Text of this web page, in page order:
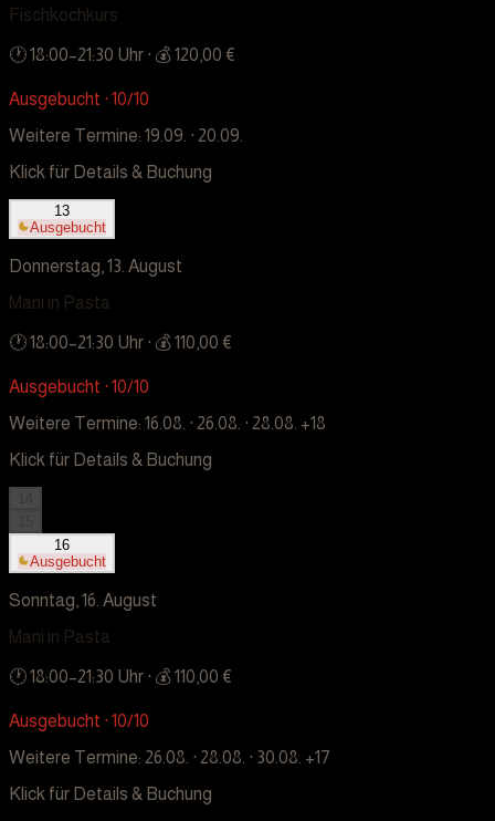
Fischkochkurs
🕐18:00–21:30 Uhr · 💰 120,00 €
Ausgebucht · 10/10
Weitere Termine: 19.09. · 20.09.
Klick für Details & Buchung
13
Ausgebucht
Donnerstag, 13. August
Mani in Pasta
🕐18:00–21:30 Uhr · 💰 110,00 €
Ausgebucht · 10/10
Weitere Termine: 16.08. · 26.08. · 28.08. +18
Klick für Details & Buchung
16
Ausgebucht
Sonntag, 16. August
Mani in Pasta
🕐18:00–21:30 Uhr · 💰 110,00 €
Ausgebucht · 10/10
Weitere Termine: 26.08. · 28.08. · 30.08. +17
Klick für Details & Buchung